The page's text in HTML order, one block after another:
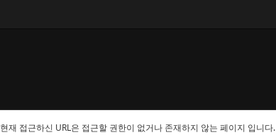
현재 접근하신 URL은 접근할 권한이 없거나 존재하지 않는 페이지 입니다.